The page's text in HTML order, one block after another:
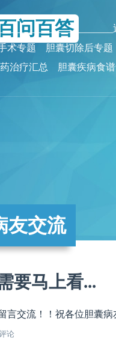
问百答
术专题 胆囊切除后专题
治疗汇总
胆囊疾病食
友交流
要马上看...
言交流！！祝各位胆囊病
论